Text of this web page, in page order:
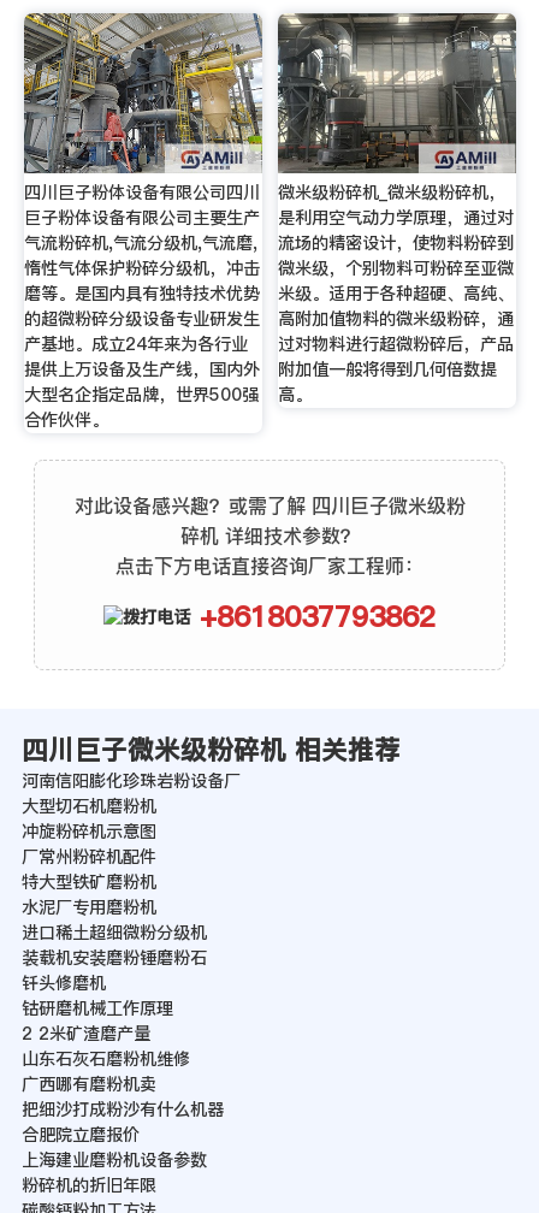
四川巨子粉体设备有限公司四川
巨子粉体设备有限公司主要生产
气流粉碎机,气流分级机,气流磨,
惰性气体保护粉碎分级机，冲击
磨等。是国内具有独特技术优势
的超微粉碎分级设备专业研发生
产基地。成立24年来为各行业
提供上万设备及生产线，国内外
大型名企指定品牌，世界500强
合作伙伴。
微米级粉碎机_微米级粉碎机，
是利用空气动力学原理，通过对
流场的精密设计，使物料粉碎到
微米级，个别物料可粉碎至亚微
米级。适用于各种超硬、高纯、
高附加值物料的微米级粉碎，通
过对物料进行超微粉碎后，产品
附加值一般将得到几何倍数提
高。
对此设备感兴趣？或需了解 四川巨子微米级粉
碎机 详细技术参数？
点击下方电话直接咨询厂家工程师：
+8618037793862
四川巨子微米级粉碎机 相关推荐
河南信阳膨化珍珠岩粉设备厂
大型切石机磨粉机
冲旋粉碎机示意图
厂常州粉碎机配件
特大型铁矿磨粉机
水泥厂专用磨粉机
进口稀土超细微粉分级机
装载机安装磨粉锤磨粉石
钎头修磨机
钴研磨机械工作原理
2 2米矿渣磨产量
山东石灰石磨粉机维修
广西哪有磨粉机卖
把细沙打成粉沙有什么机器
合肥院立磨报价
上海建业磨粉机设备参数
粉碎机的折旧年限